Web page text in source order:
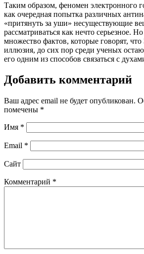
Таким образом, феномен электронного
как очередная попытка различных
«притянуть за уши» несуществующие
рассматриваться как нечто серьезное.
множество фактов, которые говорят,
иллюзия, до сих пор среди ученых
его одним из способов связаться с
Добавить комментарий
Ваш адрес email не будет опубликован.
помечены *
Имя *
Email *
Сайт
Комментарий *